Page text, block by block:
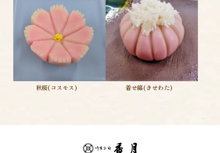
秋桜(コスモス) 着せ綿(きせわた)